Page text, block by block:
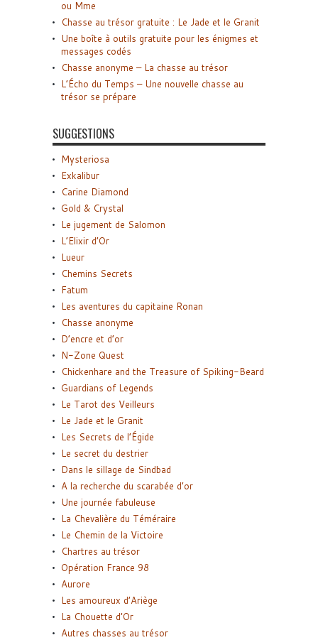
ou Mme
Chasse au trésor gratuite : Le Jade et le Granit
Une boîte à outils gratuite pour les énigmes et
messages codés
Chasse anonyme – La chasse au trésor
L’Écho du Temps – Une nouvelle chasse au
trésor se prépare
SUGGESTIONS
Mysteriosa
Exkalibur
Carine Diamond
Gold & Crystal
Le jugement de Salomon
L’Elixir d’Or
Lueur
Chemins Secrets
Fatum
Les aventures du capitaine Ronan
Chasse anonyme
D’encre et d’or
N-Zone Quest
Chickenhare and the Treasure of Spiking-Beard
Guardians of Legends
Le Tarot des Veilleurs
Le Jade et le Granit
Les Secrets de l’Égide
Le secret du destrier
Dans le sillage de Sindbad
A la recherche du scarabée d’or
Une journée fabuleuse
La Chevalière du Téméraire
Le Chemin de la Victoire
Chartres au trésor
Opération France 98
Aurore
Les amoureux d’Ariège
La Chouette d’Or
Autres chasses au trésor